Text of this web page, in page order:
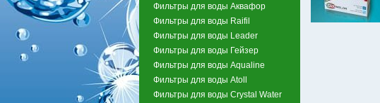
Фильтры для воды Аквафор
Фильтры для воды Raifil
Фильтры для воды Leader
Фильтры для воды Гейзер
Фильтры для воды Aqualine
Фильтры для воды Atoll
Фильтры для воды Crystal Water